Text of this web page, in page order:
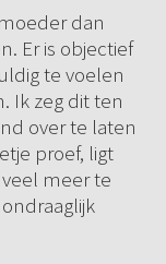
dan
Er is objectief
te voelen
Ik zeg dit ten
over te laten
proef, ligt
meer te